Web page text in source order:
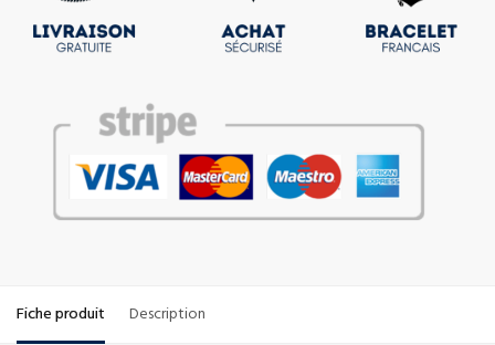
Fiche produit Description